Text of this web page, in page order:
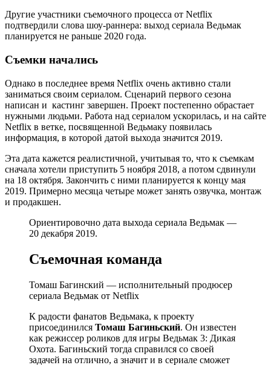
Другие участники съемочного процесса от Netflix
подтвердили слова шоу-раннера: выход сериала Ведьмак
планируется не раньше 2020 года.
Съемки начались
Однако в последнее время Netflix очень активно стали
заниматься своим сериалом. Сценарий первого сезона
написан и кастинг завершен. Проект постепенно обрастает
нужными людьми. Работа над сериалом ускорилась, и на сайте
Netflix в ветке, посвященной Ведьмаку появилась
информация, в которой датой выхода значится 2019.
Эта дата кажется реалистичной, учитывая то, что к съемкам
сначала хотели приступить 5 ноября 2018, а потом сдвинули
на 18 октября. Закончить с ними планируется к концу мая
2019. Примерно месяца четыре может занять озвучка, монтаж
и продакшен.
Ориентировочно дата выхода сериала Ведьмак —
20 декабря 2019.
Съемочная команда
Томаш Багинский — исполнительный продюсер
сериала Ведьмак от Netflix
К радости фанатов Ведьмака, к проекту
присоединился Томаш Багиньский. Он известен
как режиссер роликов для игры Ведьмак 3: Дикая
Охота. Багиньский тогда справился со своей
задачей на отлично, а значит и в сериале сможет